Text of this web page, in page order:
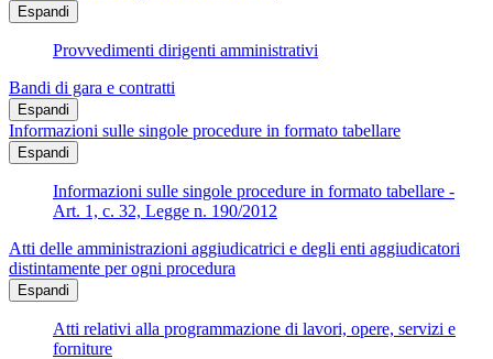
Espandi
Provvedimenti dirigenti amministrativi
Bandi di gara e contratti
Espandi
Informazioni sulle singole procedure in formato tabellare
Espandi
Informazioni sulle singole procedure in formato tabellare -
Art. 1, c. 32, Legge n. 190/2012
Atti delle amministrazioni aggiudicatrici e degli enti aggiudicatori
distintamente per ogni procedura
Espandi
Atti relativi alla programmazione di lavori, opere, servizi e
forniture